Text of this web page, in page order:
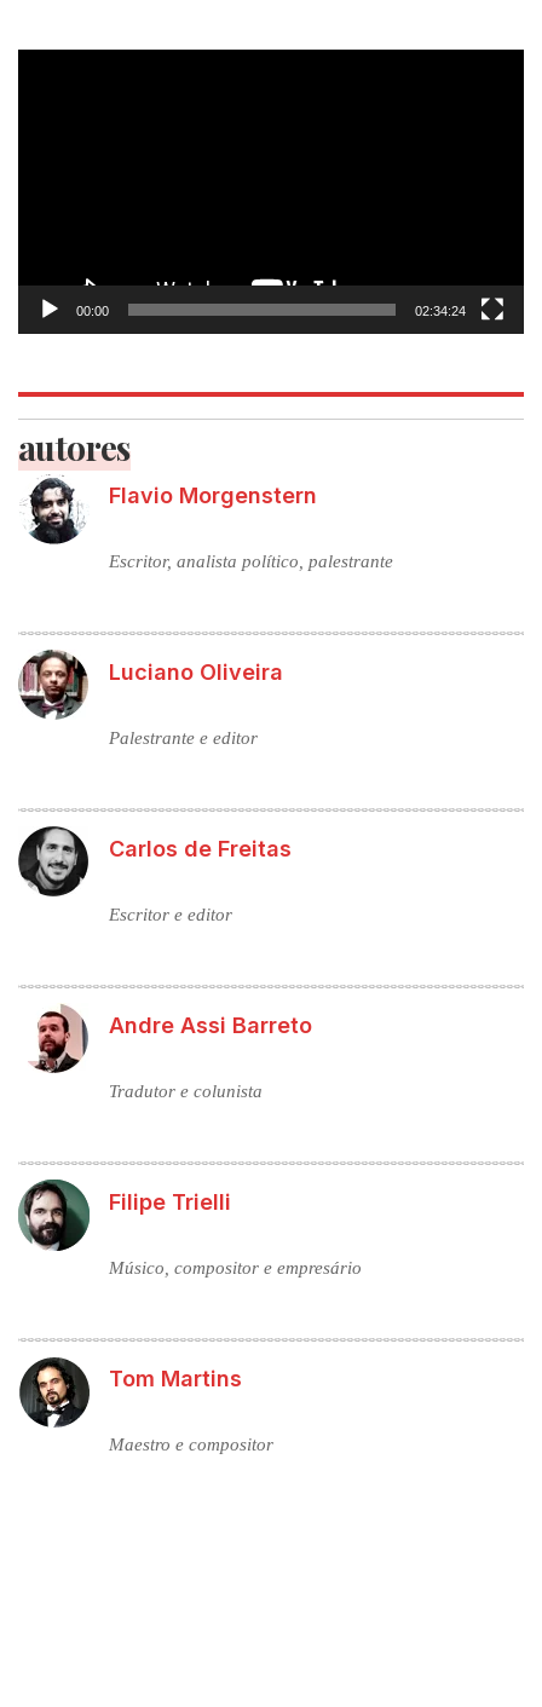
Tocador
00:00 02:34:24
autores
Flavio Morgenstern
Escritor, analista político, palestrante
Luciano Oliveira
Palestrante e editor
Carlos de Freitas
Escritor e editor
Andre Assi Barreto
Tradutor e colunista
Filipe Trielli
Músico, compositor e empresário
Tom Martins
Maestro e compositor